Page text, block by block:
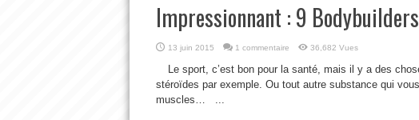
Impressionnant : 9
13 juin 2015 1 commentaire 36,682 Vues
Le sport, c’est bon pour la santé, mais il y a des
stéroïdes par exemple. Ou tout autre substance qui
muscles… ...